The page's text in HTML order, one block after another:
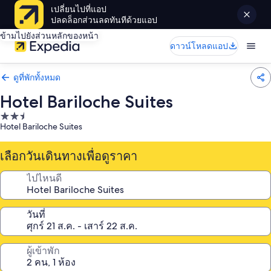
เปลี่ยนไปที่แอป
ปลดล็อกส่วนลดทันทีด้วยแอป
ข้ามไปยังส่วนหลักของหน้า
ดาวน์โหลดแอป
ดูที่พักทั้งหมด
Hotel Bariloche Suites
ที่พัก
2.5
Hotel Bariloche Suites
เลือกวันเดินทางเพื่อดูราคา
ไปไหนดี
วันที่
ผู้เข้าพัก